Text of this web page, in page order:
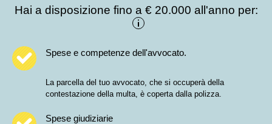
Hai a disposizione fino a € 20.000 all'anno per:
Spese e competenze dell'avvocato.
La parcella del tuo avvocato, che si occuperà della
contestazione della multa, è coperta dalla polizza.
Spese giudiziarie